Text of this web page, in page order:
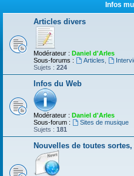
Infos
Articles divers
Modérateur : Daniel d'Arles
Sous-forums :
Articles
Sujets : 224
Infos du Web
Modérateur : Daniel d'Arles
Sous-forum :
Sites de musique
Sujets : 181
Nouvelles de toutes